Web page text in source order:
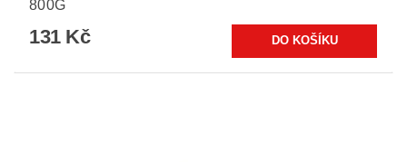
800G
131 Kč